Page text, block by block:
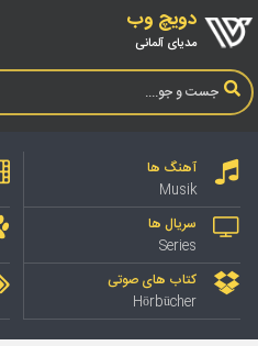
دویچ وب
مدیای آلمانی
آهنگ ها
Musik
سریال ها
Series
کتاب های صوتی
Hörbücher